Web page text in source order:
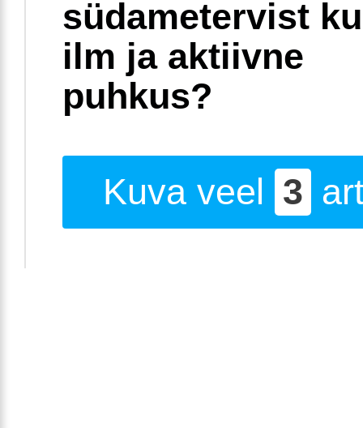
südametervist
ilm ja aktiivne
puhkus?
Kuva veel 3